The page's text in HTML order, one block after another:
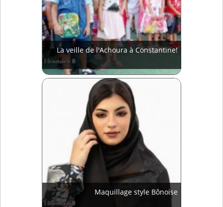
La veille de l'Achoura à Constantine!
Maquillage style Bônoise